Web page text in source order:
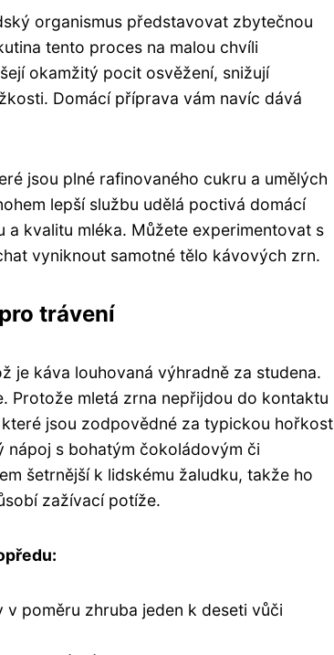
organismus představovat zbytečnou
tento proces na malou chvíli
okamžitý pocit osvěžení, snižují
Domácí příprava vám navíc dává
jsou plné rafinovaného cukru a umělých
lepší službu udělá poctivá domácí
kvalitu mléka. Můžete experimentovat s
vyniknout samotné tělo kávových zrn.
trávení
je káva louhovaná výhradně za studena.
Protože mletá zrna nepřijdou do kontaktu
jsou zodpovědné za typickou hořkost
nápoj s bohatým čokoládovým či
šetrnější k lidskému žaludku, takže ho
zažívací potíže.
v poměru zhruba jeden k deseti vůči